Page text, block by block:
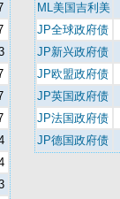
ML美国吉利美
JP全球政府债
JP新兴政府债
JP欧盟政府债
JP英国政府债
JP法国政府债
JP德国政府债